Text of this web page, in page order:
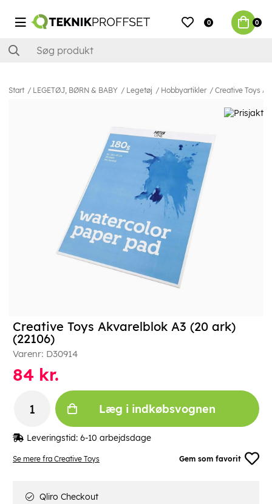
0 0
Start LEGETØJ, BØRN & BABY Legetøj Hobbyartikler Creative Toys
Se mere fra Creative Toys Gem som favorit
Creative Toys Akvarelblok A3 (20 ark)
(22106)
Varenr: D30914
84 kr.
Læg i indkøbsvognen
Leveringstid: 6-10 arbejdsdage
Qliro Checkout